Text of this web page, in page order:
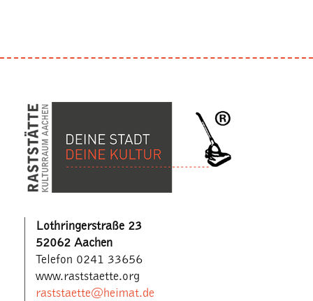
Lothringerstraße 23
52062 Aachen
Telefon 0241 33656
www.raststaette.org
raststaette@heimat.de